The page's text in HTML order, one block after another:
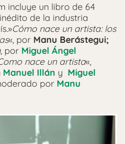
incluye un libro de 64
de la industria
Cómo nace un artista: los
«, por Manu Berástegui;
, por Miguel Ángel
nace un artista«,
Manuel Illán y Miguel
por Manu